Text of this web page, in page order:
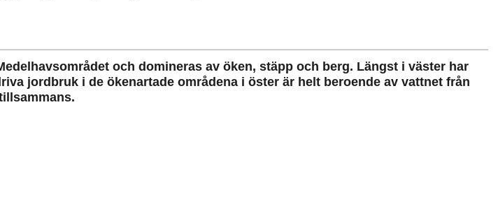
och domineras av öken, stäpp och berg. Längst i väster har
jordbruk i de ökenartade områdena i öster är helt beroende av vattnet från